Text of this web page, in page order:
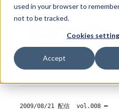
used in your browser to
not to be tracked.
Cookies
Accept
【CGTech
ース】
2009/08/21 配信  vol.008 ━